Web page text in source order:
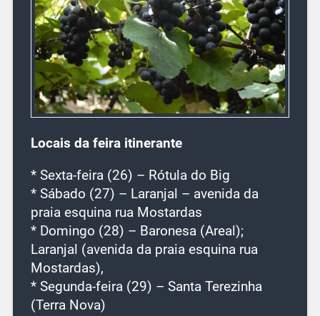
Locais da feira itinerante
* Sexta-feira (26) – Rótula do Big
* Sábado (27) – Laranjal – avenida da
praia esquina rua Mostardas
* Domingo (28) – Baronesa (Areal);
Laranjal (avenida da praia esquina rua
Mostardas),
* Segunda-feira (29) – Santa Terezinha
(Terra Nova)